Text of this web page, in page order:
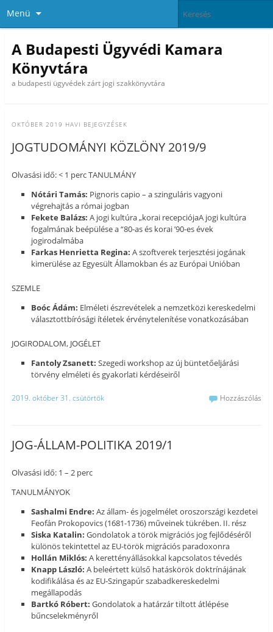
Menü
A Budapesti Ügyvédi Kamara
Könyvtára
a budapesti ügyvédek zárt jogi szakkönyvtára
OKTÓBER 2019 HAVI BEJEGYZÉSEK
JOGTUDOMÁNYI KÖZLÖNY 2019/9
Olvasási idő: < 1 perc TANULMÁNY
Nótári Tamás: Pignoris capio – a szinguláris vagyoni
végrehajtás a római jogban
Fekete Balázs: A jogi kultúra „korai recepciójaA jogi kultúra
fogalmának beépülése a “80-as és korai ’90-es évek
jogirodalmába
Farkas Henrietta Regina: A szoftverek terjesztési jogának
kimerülése az Egyesült Államokban és az Európai Unióban
SZEMLE
Boóc Ádám: Elméleti észrevételek a nemzetközi kereskedelmi
választottbírósági ítéletek érvénytelenítése vonatkozásában
JOGIRODALOM, JOGÉLET
Fantoly Zsanett: Szegedi workshop az új büntetőeljárási
törvény elméleti és gyakorlati kérdéseiről
2019. október 31. csütörtök Hozzászólás
JOG-ÁLLAM-POLITIKA 2019/1
Olvasási idő: 1 – 2 perc
TANULMÁNYOK
Sashalmi Endre: Az állam- és jogelmélet oroszországi kezdetei
Feofán Prokopovics (1681-1736) műveinek tükrében. II. rész
Siska Katalin: Gondolatok a török migrációs jog fejlődéséről
különös tekintettel az EU-török migrációs paradoxonra
Hollán Miklós: A kerettényállásokkal kapcsolatos tévedés
Knapp László: A beleértett külső hatáskörök doktrínájának
kodifikálása és az EU-Szingapúr szabadkereskedelmi
megállapodás
Bartkó Róbert: Gondolatok a határzár tiltott átlépése
bűncselekményről